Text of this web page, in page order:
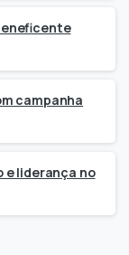
campanha
e liderança no